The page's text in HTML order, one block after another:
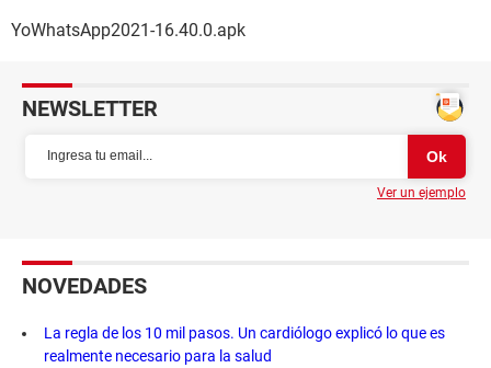
YoWhatsApp2021-16.40.0.apk
NEWSLETTER
Ver un ejemplo
NOVEDADES
La regla de los 10 mil pasos. Un cardiólogo explicó lo que es
realmente necesario para la salud